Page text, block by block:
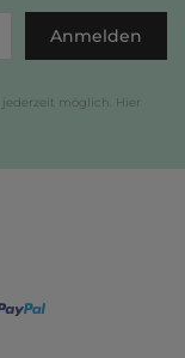
Anmelden
möglich. Hier